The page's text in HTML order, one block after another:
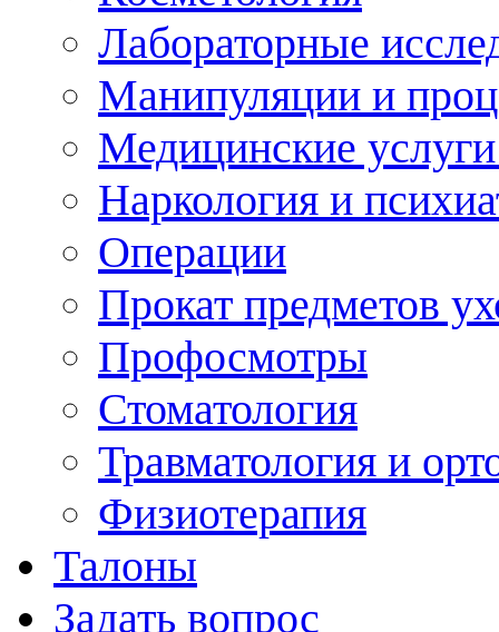
Лабораторные
Манипуляции и
Медицинские
Наркология и
Операции
Прокат предметов
Профосмотры
Стоматология
Травматология и
Физиотерапия
Талоны
Задать вопрос